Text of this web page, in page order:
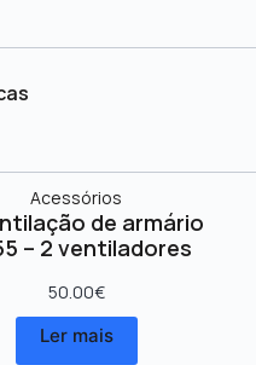
Acessórios
de armário
– 2 ventiladores
50.00€
Ler mais